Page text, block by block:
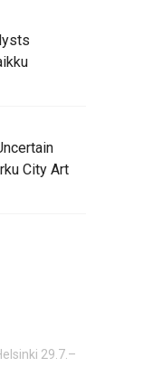
City Art
29.7.–